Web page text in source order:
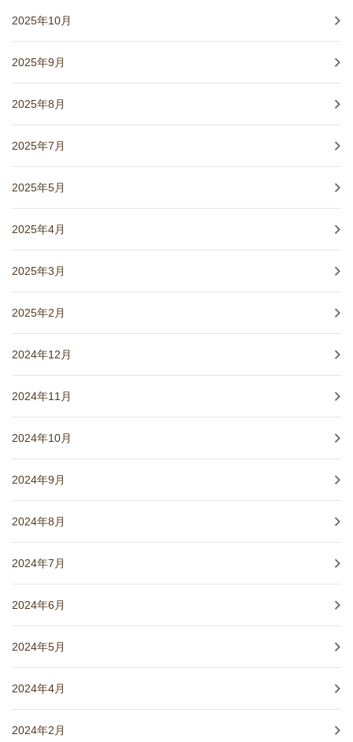
2025年10月
2025年9月
2025年8月
2025年7月
2025年5月
2025年4月
2025年3月
2025年2月
2024年12月
2024年11月
2024年10月
2024年9月
2024年8月
2024年7月
2024年6月
2024年5月
2024年4月
2024年2月